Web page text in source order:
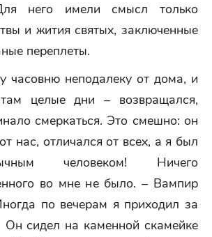
него имели смысл только
и жития святых, заключенные
переплеты.
часовню неподалеку от дома, и
целые дни – возвращался,
смеркаться. Это смешно: он
нас, отличался от всех, а я был
человеком! Ничего
во мне не было. – Вампир
по вечерам я приходил за
Он сидел на каменной скамейке